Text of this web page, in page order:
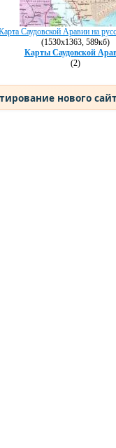
Саудовской Аравии на
(1530х1363, 589кб)
Карты Саудовской
(2)
нового